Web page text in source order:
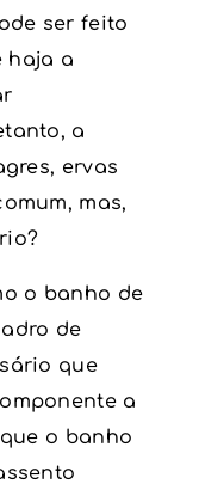
ser feito
haja a
a
ervas
mas,
o banho de
de
que
a
o banho